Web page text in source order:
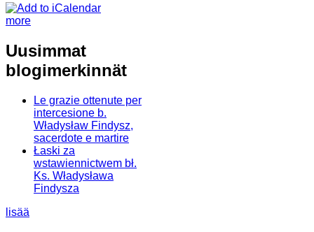
more
Uusimmat
blogimerkinnät
Le grazie ottenute per
intercesione b.
Władysław Findysz,
sacerdote e martire
Łaski za
wstawiennictwem bł.
Ks. Władysława
Findysza
lisää